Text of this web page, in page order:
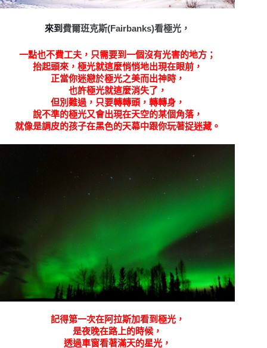
來到 費爾班克斯(Fairbanks)看極光，
一點也不費工夫，只需要到一個沒有光害的地方；
抬起頭來，極光就這麼悄悄地出現在眼前，
正當你迷戀於極光之美而出神時，
也許極光就這麼消失了，
但別難過，只要轉轉頭，轉轉身，
說不準的極光又會出現在天空的某個角落，
就像是調皮的孩子在黑色的天幕中跟你玩著捉迷藏。
記得第一次在阿拉斯加看到極光，
是夜晚在路上的時候，
透過車窗看著滿天的星光，